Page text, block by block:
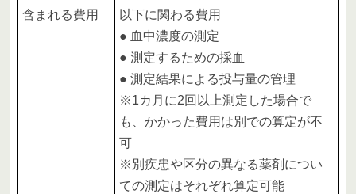
含まれる費用
以下に関わる費用
● 血中濃度の測定
● 測定するための採血
● 測定結果による投与量の管理
※1カ月に2回以上測定した場合で
も、かかった費用は別での算定が不
可
※別疾患や区分の異なる薬剤につい
ての測定はそれぞれ算定可能